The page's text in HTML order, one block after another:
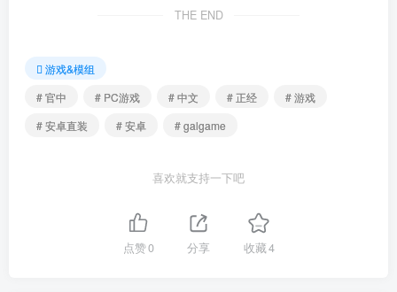
THE END
游戏&模组
# 官中
# PC游戏 # 中文 # 正经
# 游戏
# 安卓直装
# 安卓 # galgame
喜欢就支持一下吧
点赞0 分享 收藏4